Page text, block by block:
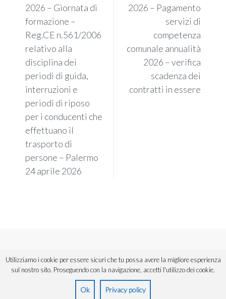
2026 – Giornata di
formazione –
Reg.CE n.561/2006
relativo alla
disciplina dei
periodi di guida,
interruzioni e
periodi di riposo
per i conducenti che
effettuano il
trasporto di
persone – Palermo
24 aprile 2026
2026 – Pagamento
servizi di
competenza
comunale annualità
2026 – verifica
scadenza dei
contratti in essere
Powered byUrios,divisione di Informatica Commerciale Spa.
Utilizziamo i cookie per essere sicuri che tu possa avere la migliore esperienza
sul nostro sito. Proseguendo con la navigazione, accetti l'utilizzo dei cookie.
Ok Privacy policy